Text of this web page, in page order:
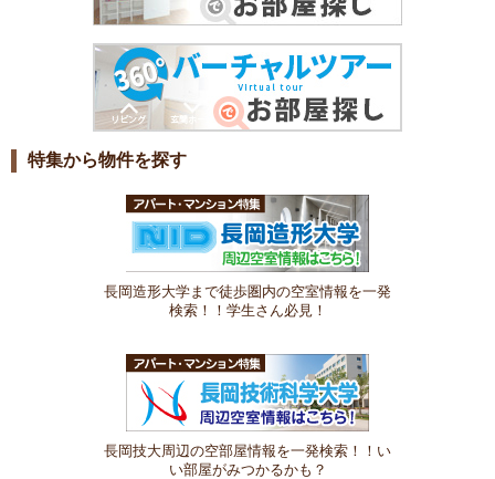
特集から物件を探す
長岡造形大学まで徒歩圏内の空室情報を一発
検索！！学生さん必見！
長岡技大周辺の空部屋情報を一発検索！！い
い部屋がみつかるかも？